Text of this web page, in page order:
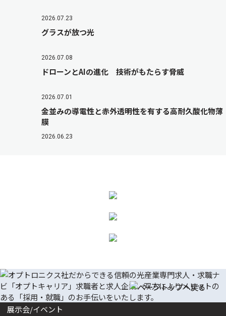
2026.07.23
グラスが放つ光
2026.07.08
ドローンとAIの進化 技術がもたらす脅威
2026.07.01
金並みの導電性と赤外透明性を有する高耐久酸化物薄
膜
2026.06.23
展示会/イベント